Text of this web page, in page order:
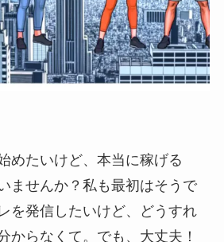
めたいけど、本当に稼げる
ませんか？私も最初はそうで
を発信したいけど、どうすれ
からなくて。でも、大丈夫！